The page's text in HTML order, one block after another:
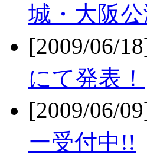
城・大阪
[2009/06/
にて発表！
[2009/06/
ー受付中!!